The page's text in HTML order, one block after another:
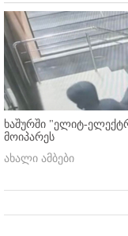
ხაშურში "ელიტ-
მოიპარეს
ახალი ამბები